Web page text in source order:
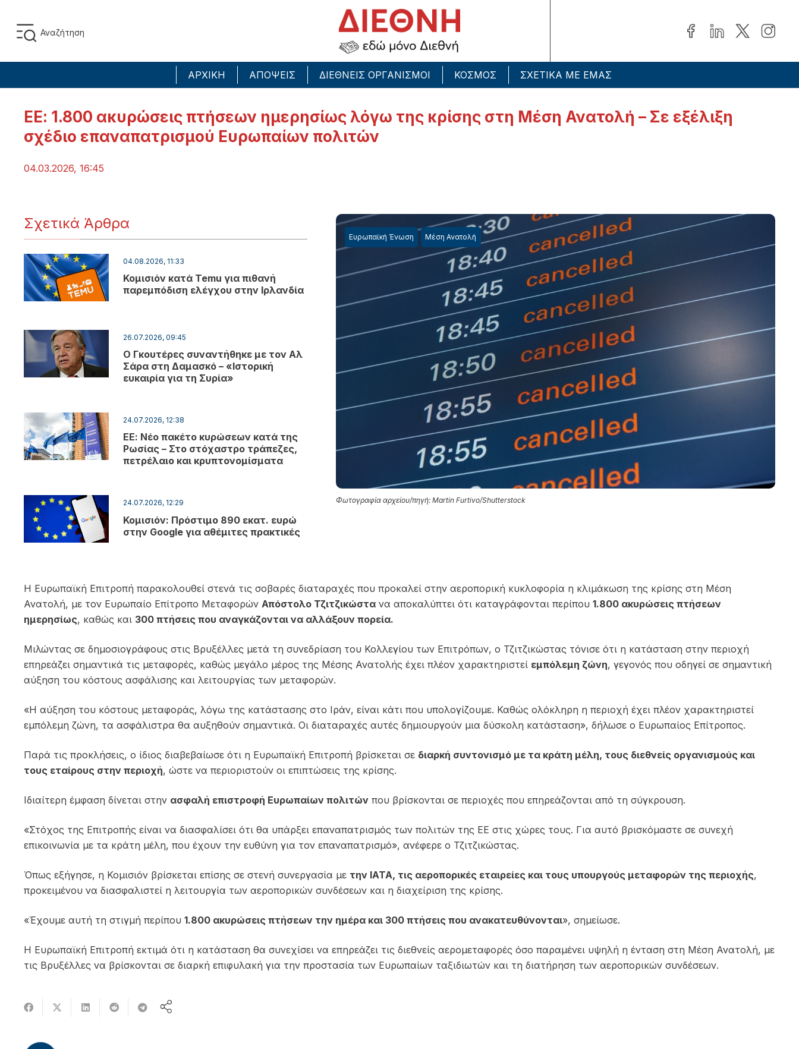
ΑΡΧΙΚΗ ΑΠΟΨΕΙΣ ΔΙΕΘΝΕΙΣ ΟΡΓΑΝΙΣΜΟΙ ΚΟΣΜΟΣ ΣΧΕΤΙΚΑ ΜΕ ΕΜΑΣ
ΕΕ: 1.800 ακυρώσεις πτήσεων ημερησίως λόγω της κρίσης στη Μέση Ανατολή – Σε εξέλιξη
σχέδιο επαναπατρισμού Ευρωπαίων πολιτών
04.03.2026, 16:45
Σχετικά Άρθρα
04.08.2026, 11:33
Κομισιόν κατά Temu για πιθανή
παρεμπόδιση ελέγχου στην Ιρλανδία
26.07.2026, 09:45
Ο Γκουτέρες συναντήθηκε με τον Αλ
Σάρα στη Δαμασκό – «Ιστορική
ευκαιρία για τη Συρία»
24.07.2026, 12:38
ΕΕ: Νέο πακέτο κυρώσεων κατά της
Ρωσίας – Στο στόχαστρο τράπεζες,
πετρέλαιο και κρυπτονομίσματα
24.07.2026, 12:29
Κομισιόν: Πρόστιμο 890 εκατ. ευρώ
στην Google για αθέμιτες πρακτικές
Φωτογραφία αρχείου/πηγή: Martin Furtivo/Shutterstock
Ευρωπαϊκή Ένωση Μέση Ανατολή
Η Ευρωπαϊκή Επιτροπή παρακολουθεί στενά τις σοβαρές διαταραχές που προκαλεί στην αεροπορική κυκλοφορία η κλιμάκωση της κρίσης στη Μέση
Ανατολή, με τον Ευρωπαίο Επίτροπο Μεταφορών Απόστολο Τζιτζικώστα να αποκαλύπτει ότι καταγράφονται περίπου 1.800 ακυρώσεις πτήσεων
ημερησίως, καθώς και 300 πτήσεις που αναγκάζονται να αλλάξουν πορεία.
Μιλώντας σε δημοσιογράφους στις Βρυξέλλες μετά τη συνεδρίαση του Κολλεγίου των Επιτρόπων, ο Τζιτζικώστας τόνισε ότι η κατάσταση στην περιοχή
επηρεάζει σημαντικά τις μεταφορές, καθώς μεγάλο μέρος της Μέσης Ανατολής έχει πλέον χαρακτηριστεί εμπόλεμη ζώνη, γεγονός που οδηγεί σε σημαντική
αύξηση του κόστους ασφάλισης και λειτουργίας των μεταφορών.
«Η αύξηση του κόστους μεταφοράς, λόγω της κατάστασης στο Ιράν, είναι κάτι που υπολογίζουμε. Καθώς ολόκληρη η περιοχή έχει πλέον χαρακτηριστεί
εμπόλεμη ζώνη, τα ασφάλιστρα θα αυξηθούν σημαντικά. Οι διαταραχές αυτές δημιουργούν μια δύσκολη κατάσταση», δήλωσε ο Ευρωπαίος Επίτροπος.
Παρά τις προκλήσεις, ο ίδιος διαβεβαίωσε ότι η Ευρωπαϊκή Επιτροπή βρίσκεται σε διαρκή συντονισμό με τα κράτη μέλη, τους διεθνείς οργανισμούς και
τους εταίρους στην περιοχή, ώστε να περιοριστούν οι επιπτώσεις της κρίσης.
Ιδιαίτερη έμφαση δίνεται στην ασφαλή επιστροφή Ευρωπαίων πολιτών που βρίσκονται σε περιοχές που επηρεάζονται από τη σύγκρουση.
«Στόχος της Επιτροπής είναι να διασφαλίσει ότι θα υπάρξει επαναπατρισμός των πολιτών της ΕΕ στις χώρες τους. Για αυτό βρισκόμαστε σε συνεχή
επικοινωνία με τα κράτη μέλη, που έχουν την ευθύνη για τον επαναπατρισμό», ανέφερε ο Τζιτζικώστας.
Όπως εξήγησε, η Κομισιόν βρίσκεται επίσης σε στενή συνεργασία με την IATA, τις αεροπορικές εταιρείες και τους υπουργούς μεταφορών της περιοχής,
προκειμένου να διασφαλιστεί η λειτουργία των αεροπορικών συνδέσεων και η διαχείριση της κρίσης.
«Έχουμε αυτή τη στιγμή περίπου 1.800 ακυρώσεις πτήσεων την ημέρα και 300 πτήσεις που ανακατευθύνονται», σημείωσε.
Η Ευρωπαϊκή Επιτροπή εκτιμά ότι η κατάσταση θα συνεχίσει να επηρεάζει τις διεθνείς αερομεταφορές όσο παραμένει υψηλή η ένταση στη Μέση Ανατολή, με
τις Βρυξέλλες να βρίσκονται σε διαρκή επιφυλακή για την προστασία των Ευρωπαίων ταξιδιωτών και τη διατήρηση των αεροπορικών συνδέσεων.